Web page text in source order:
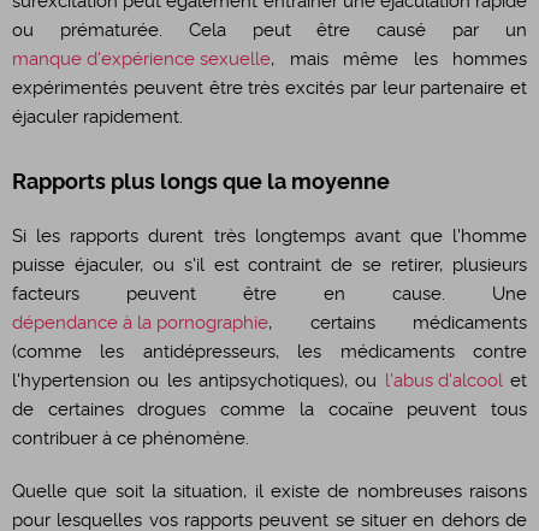
ou prématurée. Cela peut être causé par un
manque d'expérience sexuelle, mais même les hommes
expérimentés peuvent être très excités par leur partenaire et
éjaculer rapidement.
Rapports plus longs que la moyenne
​Si les rapports durent très longtemps avant que l'homme
puisse éjaculer, ou s'il est contraint de se retirer, plusieurs
facteurs peuvent être en cause. Une
dépendance à la pornographie, certains médicaments
(comme les antidépresseurs, les médicaments contre
l'hypertension ou les antipsychotiques), ou
l'abus d'alcool
et
de certaines drogues comme la cocaïne peuvent tous
contribuer à ce phénomène.
​Quelle que soit la situation, il existe de nombreuses raisons
pour lesquelles vos rapports peuvent se situer en dehors de